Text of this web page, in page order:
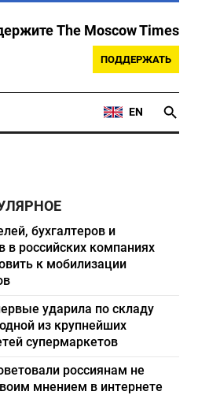
The Moscow Times
ПОДДЕРЖАТЬ
EN
бухгалтеров и
в российских компаниях
к мобилизации
ударила по складу
из крупнейших
супермаркетов
россиянам не
мнением в интернете